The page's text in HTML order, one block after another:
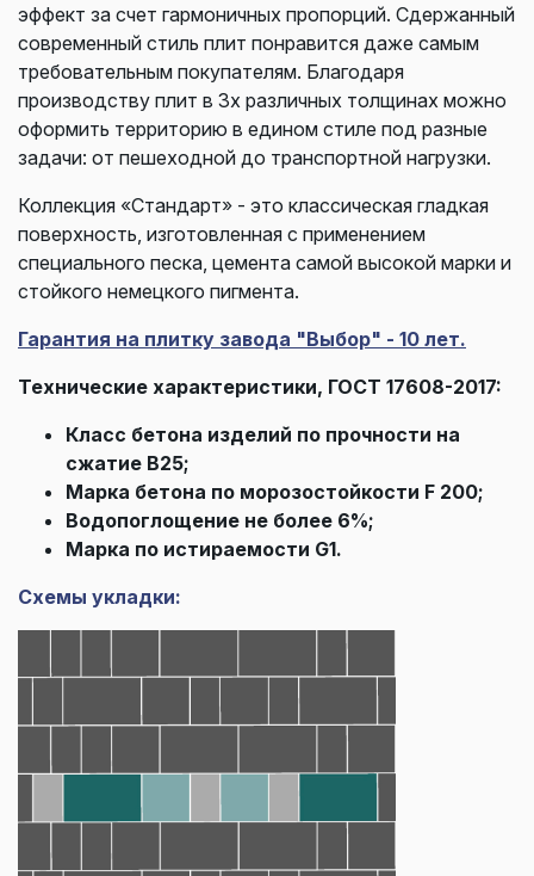
эффект за счет гармоничных пропорций. Сдержанный
современный стиль плит понравится даже самым
требовательным покупателям. Благодаря
производству плит в 3х различных толщинах можно
оформить территорию в едином стиле под разные
задачи: от пешеходной до транспортной нагрузки.
Коллекция «Стандарт» - это классическая гладкая
поверхность, изготовленная с применением
специального песка, цемента самой высокой марки и
стойкого немецкого пигмента.
Гарантия на плитку завода "Выбор" - 10 лет.
Технические характеристики, ГОСТ 17608-2017:
Класс бетона изделий по прочности на
сжатие В25;
Марка бетона по морозостойкости F 200;
Водопоглощение не более 6%;
Марка по истираемости G1.
Схемы укладки: